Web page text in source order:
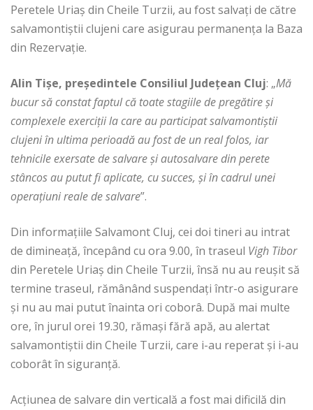
Peretele Uriaș din Cheile Turzii, au fost salvați de către
salvamontiștii clujeni care asigurau permanența la Baza
din Rezervație.
Alin Tișe, președintele Consiliul Județean Cluj: „Mă
bucur să constat faptul că toate stagiile de pregătire și
complexele exerciții la care au participat salvamontiștii
clujeni în ultima perioadă au fost de un real folos, iar
tehnicile exersate de salvare și autosalvare din perete
stâncos au putut fi aplicate, cu succes, și în cadrul unei
operațiuni reale de salvare”.
Din informațiile Salvamont Cluj, cei doi tineri au intrat
de dimineață, începând cu ora 9.00, în traseul Vigh Tibor
din Peretele Uriaș din Cheile Turzii, însă nu au reușit să
termine traseul, rămânând suspendați într-o asigurare
și nu au mai putut înainta ori coborâ. După mai multe
ore, în jurul orei 19.30, rămași fără apă, au alertat
salvamontiștii din Cheile Turzii, care i-au reperat și i-au
coborât în siguranță.
Acțiunea de salvare din verticală a fost mai dificilă din